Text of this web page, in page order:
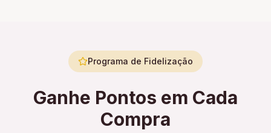
Programa de Fidelização
Ganhe Pontos em Cada
Compra